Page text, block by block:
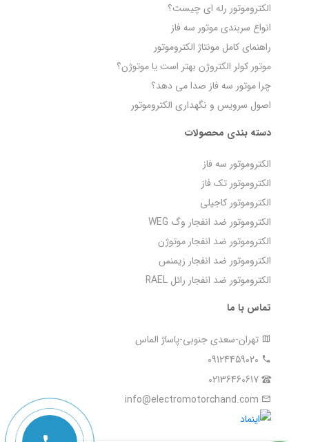
الکتروموتور رله‌ ای چیست؟
انواع سربندی موتور سه فاز
راهنمای کامل مونتاژ الکتروموتور
موتور کولر الکتروژن بهتر است یا موتوژن؟
چرا موتور سه فاز صدا می‌ دهد؟
اصول سرویس و نگهداری الکتروموتور
دسته بندی محصولات
الکتروموتور سه فاز
الکتروموتور تک فاز
الکتروموتور کاجیلی
الکتروموتور ضد انفجار وگ WEG
الکتروموتور ضد انفجار موتوژن
الکتروموتور ضد انفجار زیمنس
الکتروموتور ضد انفجار رائل RAEL
تماس با ما
تهران-سعدی جنوبی-پاساژ الماس